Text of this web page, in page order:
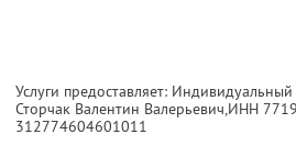
Услуги предоставляет:
Сторчак Валентин Валерьевич,ИНН
312774604601011